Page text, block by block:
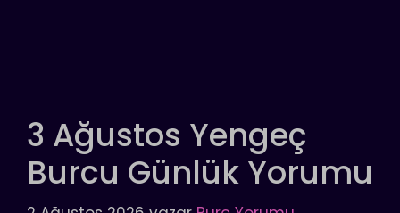
3 Ağustos Yengeç
Burcu Günlük Yorumu